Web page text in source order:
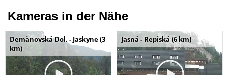
Kameras in der Nähe
Demänovská Dol. - Jaskyne (3
km)
Jasná - Repiská (6 km)